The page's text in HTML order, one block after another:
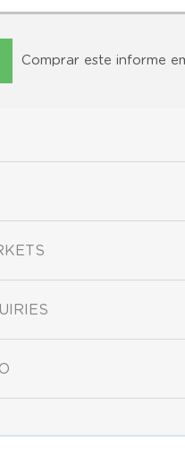
Comprar este informe